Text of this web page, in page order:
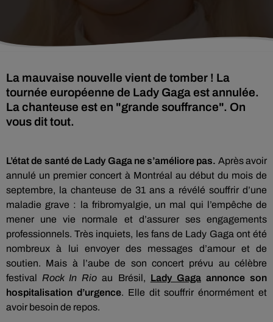
La mauvaise nouvelle vient de tomber ! La
tournée européenne de Lady Gaga est annulée.
La chanteuse est en "grande souffrance". On
vous dit tout.
L’état de santé de Lady Gaga ne s’améliore pas. Après avoir
annulé un premier concert à Montréal au début du mois de
septembre, la chanteuse de 31 ans a révélé souffrir d’une
maladie grave : la fribromyalgie, un mal qui l’empêche de
mener une vie normale et d’assurer ses engagements
professionnels. Très inquiets, les fans de Lady Gaga ont été
nombreux à lui envoyer des messages d’amour et de
soutien. Mais à l’aube de son concert prévu au célèbre
festival Rock In Rio au Brésil, Lady Gagaannonce son
hospitalisation d’urgence. Elle dit souffrir énormément et
avoir besoin de repos.